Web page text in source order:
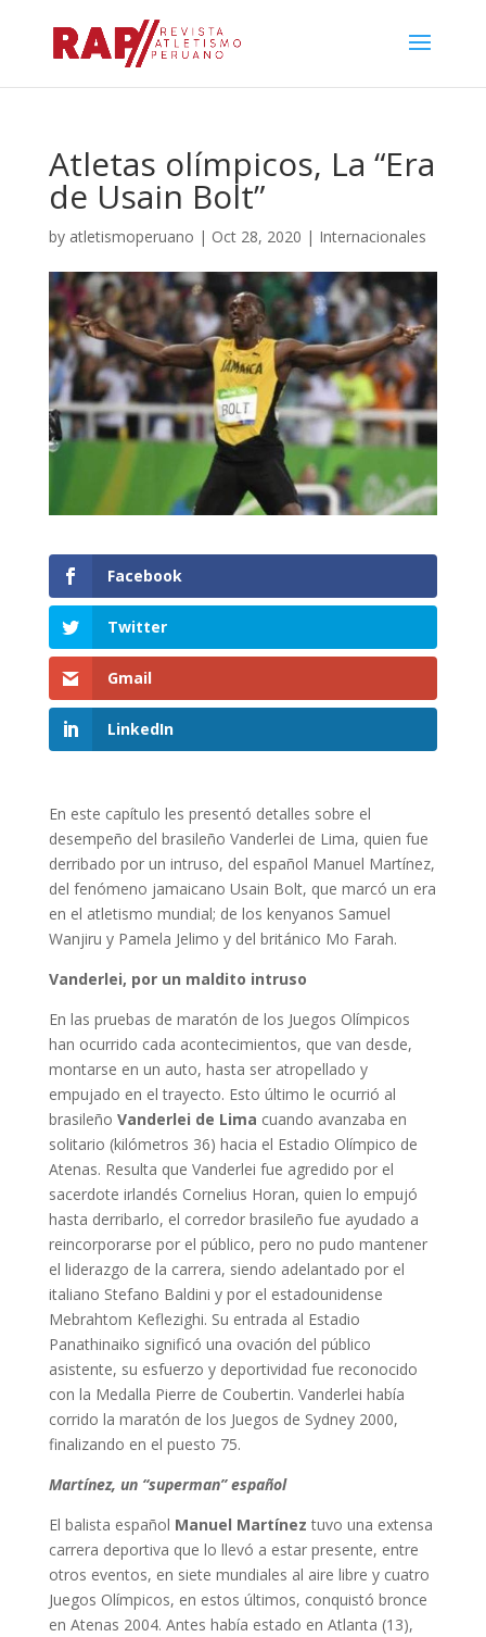
Atletas olímpicos, La “Era
de Usain Bolt”
by atletismoperuano | Oct 28, 2020 | Internacionales
Facebook
Twitter
Gmail
LinkedIn
En este capítulo les presentó detalles sobre el
desempeño del brasileño Vanderlei de Lima, quien fue
derribado por un intruso, del español Manuel Martínez,
del fenómeno jamaicano Usain Bolt, que marcó un era
en el atletismo mundial; de los kenyanos Samuel
Wanjiru y Pamela Jelimo y del británico Mo Farah.
Vanderlei, por un maldito intruso
En las pruebas de maratón de los Juegos Olímpicos
han ocurrido cada acontecimientos, que van desde,
montarse en un auto, hasta ser atropellado y
empujado en el trayecto. Esto último le ocurrió al
brasileño Vanderlei de Lima cuando avanzaba en
solitario (kilómetros 36) hacia el Estadio Olímpico de
Atenas. Resulta que Vanderlei fue agredido por el
sacerdote irlandés Cornelius Horan, quien lo empujó
hasta derribarlo, el corredor brasileño fue ayudado a
reincorporarse por el público, pero no pudo mantener
el liderazgo de la carrera, siendo adelantado por el
italiano Stefano Baldini y por el estadounidense
Mebrahtom Keflezighi. Su entrada al Estadio
Panathinaiko significó una ovación del público
asistente, su esfuerzo y deportividad fue reconocido
con la Medalla Pierre de Coubertin. Vanderlei había
corrido la maratón de los Juegos de Sydney 2000,
finalizando en el puesto 75.
Martínez, un “superman” español
El balista español Manuel Martínez tuvo una extensa
carrera deportiva que lo llevó a estar presente, entre
otros eventos, en siete mundiales al aire libre y cuatro
Juegos Olímpicos, en estos últimos, conquistó bronce
en Atenas 2004. Antes había estado en Atlanta (13),